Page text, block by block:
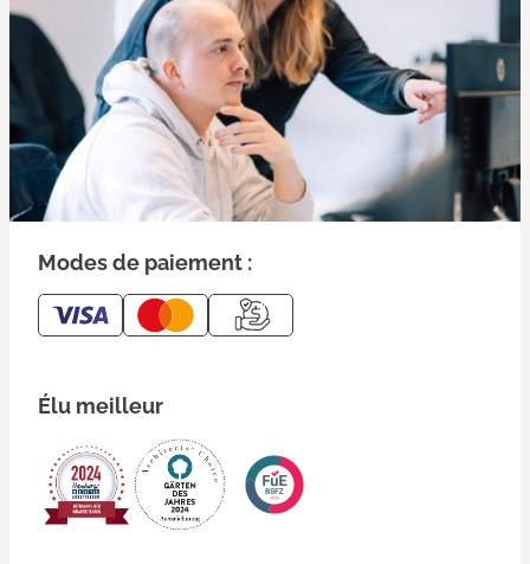
Modes de paiement :
Élu meilleur